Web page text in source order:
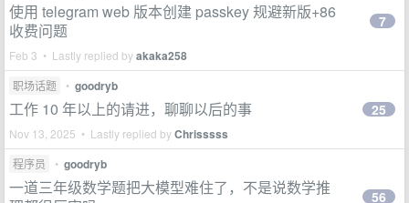
使用 telegram web 版本创建 passkey 规避新版+86
收费问题
Feb 3 • Lastly replied byakaka258
7
职场话题 • goodryb
工作 10 年以上的请进，聊聊以后的事
Nov 13, 2025 • Lastly replied byChrisssss
25
程序员 • goodryb
一道三年级数学题把大模型难住了，不是说数学推
56